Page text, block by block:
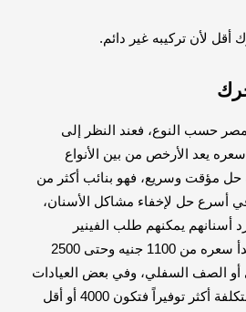
أقل لأن تركيبه غير دائم.
حسب النوع، فعند النظر إلى
يعد الأرخص من بين الأنواع
حل مؤقت وسريع، فهو بنائب أكثر من
أسرع حل لإخفاء مشاكل الأسنان،
أسنانهم يمكنهم طلب الفينير
المتحرك، والذي عادةً يبدأ سعره من 1100 جنيه وحتى 2500
الصف السفلي، وفي بعض العيادات
يمكن عمل الصفين معاً بتكلفة أكثر توفيراً فتكون 4000 أو أقل